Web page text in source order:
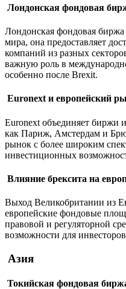
Лондонская фондовая
Лондонская фондовая
мира, она предоставляет
компаний из разных
важную роль в
особенно после Brexit.
Euronext и европейский
Euronext объединяет биржи
как Париж, Амстердам и
рынок с более широким
инвестиционных
Влияние брексита на
Выход Великобритании из
европейские фондовые
правовой и регуляторной
возможности для
Азия
Токийская фондовая